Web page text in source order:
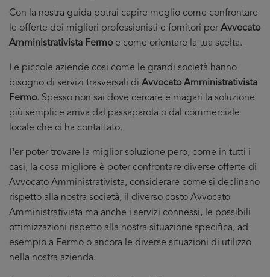
Con la nostra guida potrai capire meglio come confrontare
le offerte dei migliori professionisti e fornitori perAvvocato
Amministrativista Fermoe come orientare la tua scelta.
Le piccole aziende cosi come le grandi società hanno
bisogno di servizi trasversali di Avvocato Amministrativista
Fermo. Spesso non sai dove cercare e magari la soluzione
più semplice arriva dal passaparola o dal commerciale
locale che ci ha contattato.
Per poter trovare la miglior soluzione pero, come in tutti i
casi, la cosa migliore è poter confrontare diverse offerte di
Avvocato Amministrativista, considerare come si declinano
rispetto alla nostra società, il diverso costo Avvocato
Amministrativista ma anche i servizi connessi, le possibili
ottimizzazioni rispetto alla nostra situazione specifica, ad
esempio a Fermo o ancora le diverse situazioni di utilizzo
nella nostra azienda.